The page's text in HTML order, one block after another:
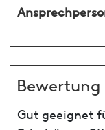
Gut geeignet